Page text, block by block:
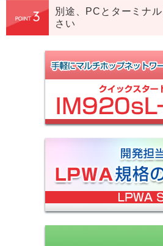
別途、PCとターミナ
さい